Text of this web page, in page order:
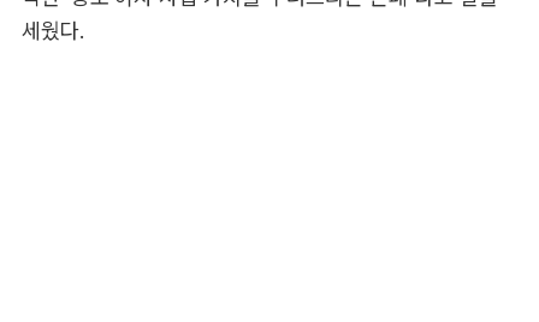
세웠다.